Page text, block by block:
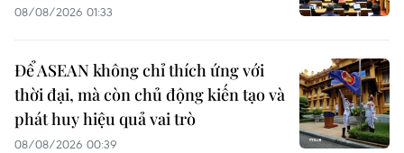
08/08/2026 01:33
Để ASEAN không chỉ thích ứng với
thời đại, mà còn chủ động kiến tạo và
phát huy hiệu quả vai trò
08/08/2026 00:39